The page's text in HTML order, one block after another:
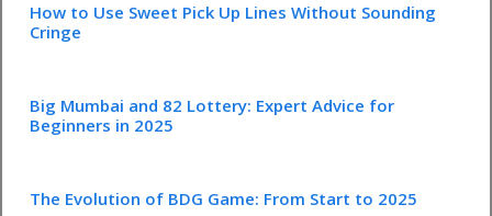
How to Use Sweet Pick Up Lines Without Sounding
Cringe
Big Mumbai and 82 Lottery: Expert Advice for
Beginners in 2025
The Evolution of BDG Game: From Start to 2025